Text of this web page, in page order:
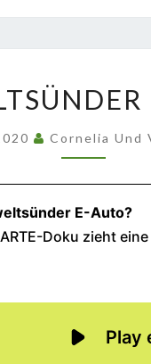
E-
AUTO?
Cornelia Und